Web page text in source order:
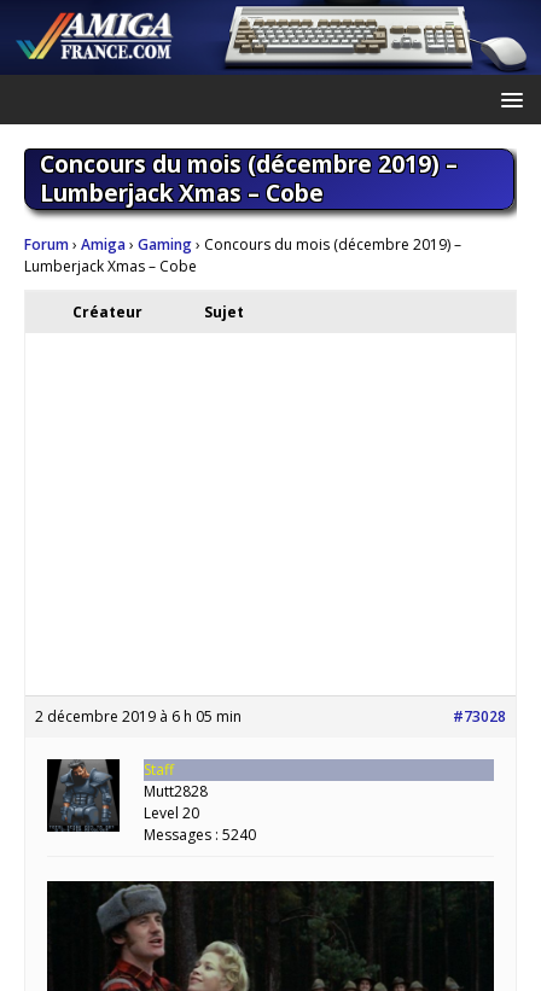
Concours du mois (décembre 2019) –
Lumberjack Xmas – Cobe
Forum› Amiga› Gaming› Concours du mois (décembre 2019) –
Lumberjack Xmas – Cobe
Créateur Sujet
2 décembre 2019 à 6 h 05 min #73028
Staff
Mutt2828
Level 20
Messages : 5240